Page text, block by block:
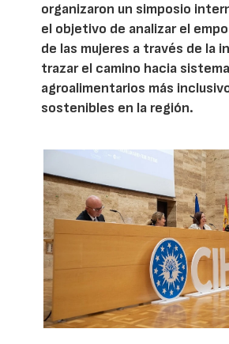
organizaron un simposio
el objetivo de analizar el
de las mujeres a través de la
trazar el camino hacia
agroalimentarios más
sostenibles en la región.